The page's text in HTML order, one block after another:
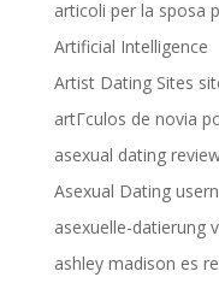
articoli per la sposa
Artificial Intelligence
Artist Dating Sites
artГ­culos de novia
asexual dating
Asexual Dating
asexuelle-datierung
ashley madison es